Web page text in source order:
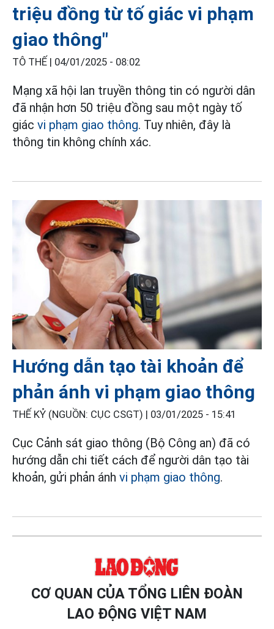
triệu đồng từ tố giác vi phạm
giao thông"
TÔ THẾ | 04/01/2025 - 08:02
Mạng xã hội lan truyền thông tin có người dân
đã nhận hơn 50 triệu đồng sau một ngày tố
giác vi phạm giao thông. Tuy nhiên, đây là
thông tin không chính xác.
Hướng dẫn tạo tài khoản để
phản ánh vi phạm giao thông
THẾ KỶ (NGUỒN: CỤC CSGT) | 03/01/2025 - 15:41
Cục Cảnh sát giao thông (Bộ Công an) đã có
hướng dẫn chi tiết cách để người dân tạo tài
khoản, gửi phản ánh vi phạm giao thông.
CƠ QUAN CỦA TỔNG LIÊN ĐOÀN
LAO ĐỘNG VIỆT NAM